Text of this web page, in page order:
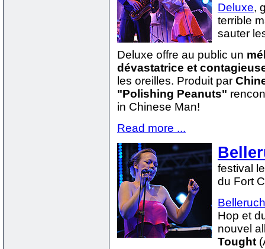
Deluxe,
terrible
sauter
Deluxe offre au public un
dévastatrice et
les oreilles. Produit par
"Polishing Peanuts"
in Chinese Man!
Read more ...
festival
du Fort
Hop et
nouvel
Tought